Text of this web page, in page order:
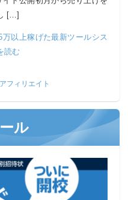
[…]
万以上稼げた最新ツールシス
読む
アフィリエイト
ル